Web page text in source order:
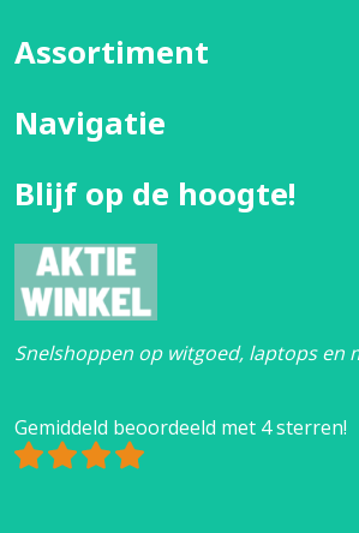
Assortiment
Navigatie
Blijf op de hoogte!
Snelshoppen op witgoed, laptops en
Gemiddeld beoordeeld met 4 sterren!